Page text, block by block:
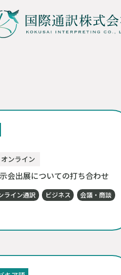
オンライン
会出展についての打ち合わせ
ライン通訳 ビジネス
会議・商談